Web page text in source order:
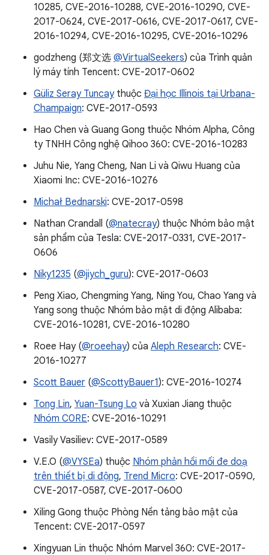
10285, CVE-2016-10288, CVE-2016-10290, CVE-
2017-0624, CVE-2017-0616, CVE-2017-0617, CVE-
2016-10294, CVE-2016-10295, CVE-2016-10296
godzheng (郑文选 @VirtualSeekers) của Trình quản
lý máy tính Tencent: CVE-2017-0602
Güliz Seray Tuncaythuộc Đại học Illinois tại Urbana-
Champaign: CVE-2017-0593
Hao Chen và Guang Gong thuộc Nhóm Alpha, Công
ty TNHH Công nghệ Qihoo 360: CVE-2016-10283
Juhu Nie, Yang Cheng, Nan Li và Qiwu Huang của
Xiaomi Inc: CVE-2016-10276
Michał Bednarski: CVE-2017-0598
Nathan Crandall (@natecray) thuộc Nhóm bảo mật
sản phẩm của Tesla: CVE-2017-0331, CVE-2017-
0606
Niky1235 (@jiych_guru): CVE-2017-0603
Peng Xiao, Chengming Yang, Ning You, Chao Yang và
Yang song thuộc Nhóm bảo mật di động Alibaba:
CVE-2016-10281, CVE-2016-10280
Roee Hay (@roeehay) của Aleph Research: CVE-
2016-10277
Scott Bauer (@ScottyBauer1): CVE-2016-10274
Tong Lin, Yuan-Tsung Lo và Xuxian Jiang thuộc
Nhóm C0RE: CVE-2016-10291
Vasily Vasiliev: CVE-2017-0589
V.E.O (@VYSEa) thuộc Nhóm phản hồi mối đe doạ
trên thiết bị di động, Trend Micro: CVE-2017-0590,
CVE-2017-0587, CVE-2017-0600
Xiling Gong thuộc Phòng Nền tảng bảo mật của
Tencent: CVE-2017-0597
Xingyuan Lin thuộc Nhóm Marvel 360: CVE-2017-